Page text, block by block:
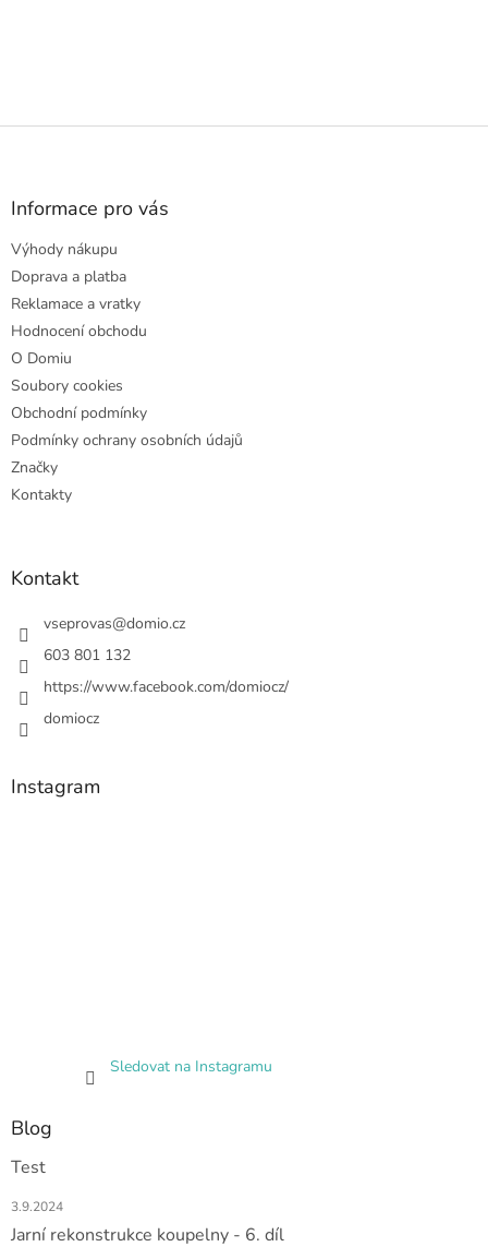
Z
Informace pro vás
Výhody nákupu
Doprava a platba
Reklamace a vratky
Hodnocení obchodu
O Domiu
Soubory cookies
Obchodní podmínky
Podmínky ochrany osobních údajů
Značky
Kontakty
Kontakt
vseprovas@domio.cz
603 801 132
https://www.facebook.com/domiocz/
domiocz
Instagram
Sledovat na Instagramu
Blog
Test
3.9.2024
Jarní rekonstrukce koupelny - 6. díl